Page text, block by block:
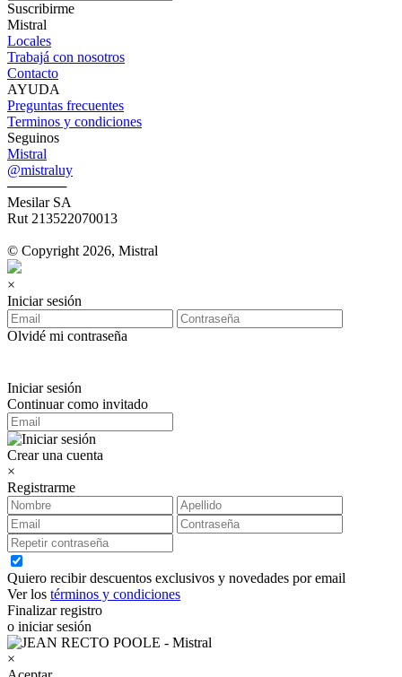
Suscribirme
Mistral
Locales
Trabajá con nosotros
Contacto
AYUDA
Preguntas frecuentes
Terminos y condiciones
Seguinos
Mistral
@mistraluy
──────
Mesilar SA
Rut 213522070013
© Copyright 2026, Mistral
×
Iniciar sesión
Olvidé mi contraseña
Iniciar sesión
Continuar como invitado
Crear una cuenta
×
Registrarme
Quiero recibir descuentos exclusivos y novedades por email
Ver los términos y condiciones
Finalizar registro
o iniciar sesión
×